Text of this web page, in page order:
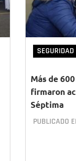
SEGURIDAD
Más de
firmaron
Séptima
PUBLICADO